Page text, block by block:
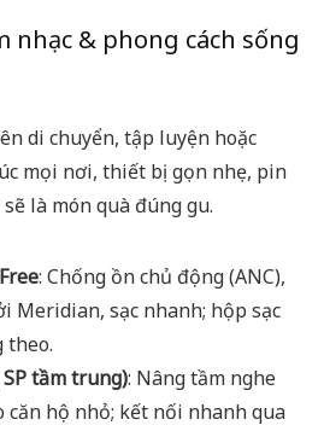
nhạc & phong cách sống
di chuyển, tập luyện hoặc
mọi nơi, thiết bị gọn nhẹ, pin
là món quà đúng gu.
: Chống ồn chủ động (ANC),
Meridian, sạc nhanh; hộp sạc
theo.
tầm trung): Nâng tầm nghe
căn hộ nhỏ; kết nối nhanh qua